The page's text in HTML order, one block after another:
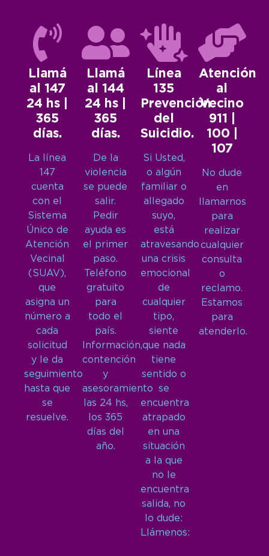
Llamá
al 147
24 hs |
365
días.
La línea
147
cuenta
con el
Sistema
Único de
Atención
Vecinal
(SUAV),
que
asigna un
número a
cada
solicitud
y le da
seguimiento
hasta que
se
resuelve.
Llamá
al 144
24 hs |
365
días.
De la
violencia
se puede
salir.
Pedir
ayuda es
el primer
paso.
Teléfono
gratuito
para
todo el
país.
Información,
contención
y
asesoramiento
las 24 hs,
los 365
días del
año.
Línea
135
Prevención
del
Suicidio.
Si Usted,
o algún
familiar o
allegado
suyo,
está
atravesando
una crisis
emocional
de
cualquier
tipo,
siente
que nada
tiene
sentido o
se
encuentra
atrapado
en una
situación
a la que
no le
encuentra
salida, no
lo dude:
Llámenos:
Atención
al
Vecino
911 |
100 |
107
No dude
en
llamarnos
para
realizar
cualquier
consulta
o
reclamo.
Estamos
para
atenderlo.